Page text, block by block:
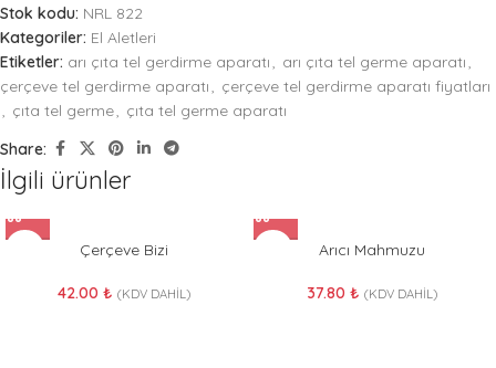
Stok kodu: NRL 822
Kategoriler: El Aletleri
Etiketler: arı çıta tel gerdirme aparatı, arı çıta tel germe aparatı,
çerçeve tel gerdirme aparatı, çerçeve tel gerdirme aparatı fiyatları
, çıta tel germe, çıta tel germe aparatı
Share:
İlgili ürünler
Çerçeve Bizi
42.00 ₺ (KDV DAHİL)
Arıcı Mahmuzu
37.80 ₺ (KDV DAHİL)